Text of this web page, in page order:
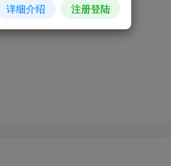
详细介绍 注册登陆